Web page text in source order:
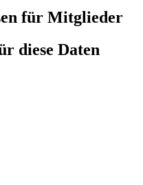
für Mitglieder
diese Daten